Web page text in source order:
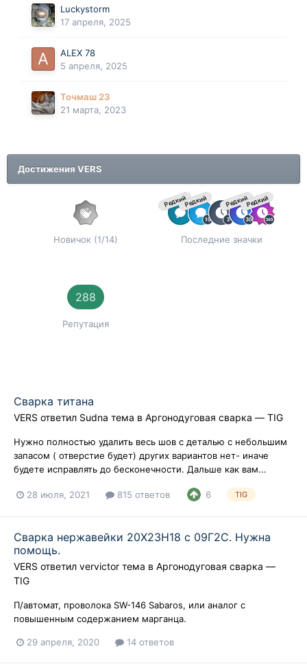
Luckystorm
17 апреля, 2025
ALEX 78
5 апреля, 2025
Точмаш 23
21 марта, 2023
Достижения VERS
Новичок (1/14)
РедкийРедкий РедкийРедкий
Последние значки
288
Репутация
Сварка титана
VERS ответил Sudna тема в Аргонодуговая сварка — TIG
Нужно полностью удалить весь шов с деталью с небольшим
запасом ( отверстие будет) других вариантов нет- иначе
будете исправлять до бесконечности. Дальше как вам...
28 июля, 2021 815 ответов 6 TIG
Сварка нержавейки 20Х23Н18 с 09Г2С. Нужна
помощь.
VERS ответил vervictor тема в Аргонодуговая сварка —
TIG
П/автомат, проволока SW-146 Sabaros, или аналог с
повышенным содержанием марганца.
29 апреля, 2020 14 ответов